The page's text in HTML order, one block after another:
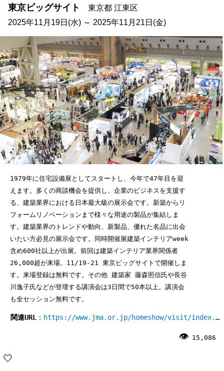
東京ビッグサイト
東京都 江東区
2025年11月19日(水) ～ 2025年11月21日(金)
1979年に住宅設備展としてスタートし、今年で47年目を迎
えます。多くの商談機会を提供し、企業のビジネスを支援す
る、建築業界における日本最大級の展示会です。新築からリ
フォームリノベーションまで様々な用途の製品が集結しま
す。建築業界のトレンドや動向、新製品、優れた名品に出会
いたい方必見の展示会です。同時開催展建築インテリアweek
含め600社以上が出展。前回は建築インテリア業界関係者
26,000超が来場。11/19-21 東京ビッグサイトで開催しま
す。来場登録は無料です。その他 建築家 藤森照信氏や長谷
川逸子氏などが登壇する講演会は3日間で50本以上。講演会
も全セッション無料です。
関連URL ： https://www.jma.or.jp/homeshow/visit/index.html
15,086
🤍